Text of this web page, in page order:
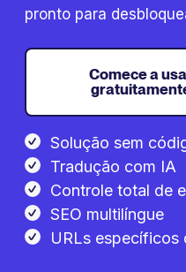
pronto para
Comece a
Solução sem
Tradução com IA
Controle total de
SEO multilíngue
URLs específicos